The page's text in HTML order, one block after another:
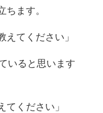
ちます。
えてください」
いると思います
てください」